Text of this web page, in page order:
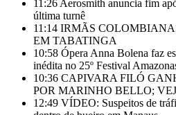
11:26 Aerosmith anuncia fim
última turnê
11:14 IRMÃS
EM TABATINGA
10:58 Ópera Anna Bolena faz
inédita no 25º Festival
10:36 CAPIVARA FILÓ
POR MARINHO BELLO;
12:49 VÍDEO: Suspeitos de